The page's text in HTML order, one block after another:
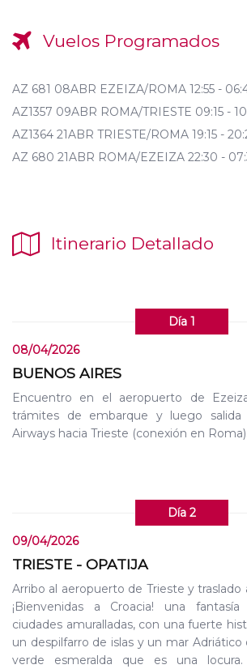
Vuelos Programados
AZ 681 08ABR EZEIZA/ROMA 12:55 -
AZ1357 09ABR ROMA/TRIESTE 09:15 -
AZ1364 21ABR TRIESTE/ROMA 19:15 -
AZ 680 21ABR ROMA/EZEIZA 22:30 -
Itinerario Detallado
Día 1
08/04/2026
BUENOS AIRES
Encuentro en el aeropuerto de
trámites de embarque y luego
Airways hacia Trieste (conexión en
Día 2
09/04/2026
TRIESTE - OPATIJA
Arribo al aeropuerto de Trieste y traslado
¡Bienvenidas a Croacia! una
ciudades amuralladas, con una fuerte
un despilfarro de islas y un mar
verde esmeralda que es una